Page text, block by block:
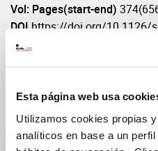
Esta página web usa
Utilizamos cookies propias
analíticos en base a un
Vol: Pages(start-end)
DOIhttps://doi.org/10.1126/
Research Groups